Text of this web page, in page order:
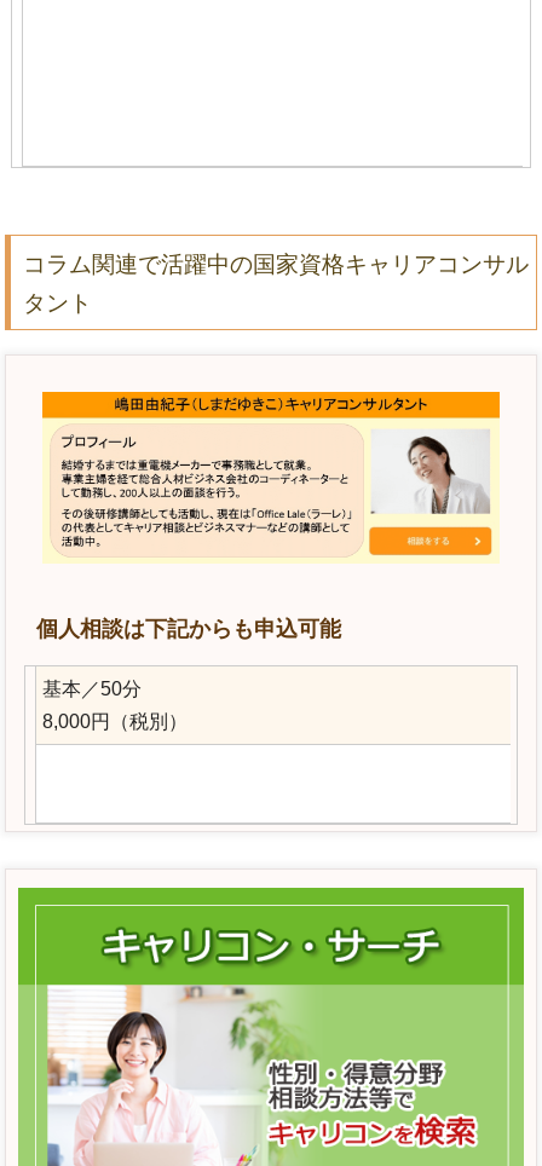
コラム関連で活躍中の国家資格キャリアコンサル
タント
個人相談は下記からも申込可能
基本／50分
8,000円（税別）